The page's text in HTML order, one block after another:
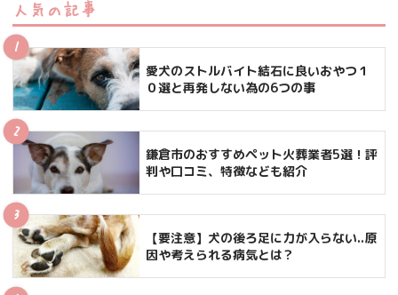
人気の記事
愛犬のストルバイト結石に良いおやつ１
０選と再発しない為の6つの事
鎌倉市のおすすめペット火葬業者5選！評
判や口コミ、特徴なども紹介
【要注意】犬の後ろ足に力が入らない..原
因や考えられる病気とは？